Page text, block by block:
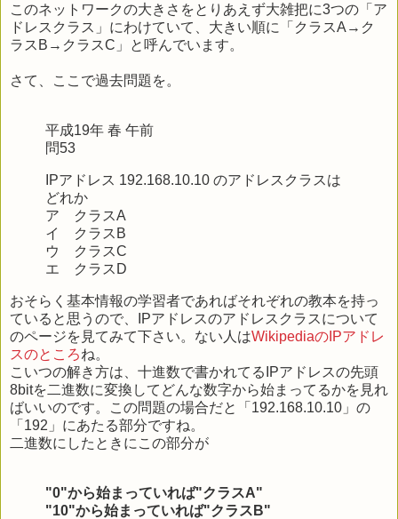
このネットワークの大きさをとりあえず大雑把に3つの「ア
ドレスクラス」にわけていて、大きい順に「クラスA→ク
ラスB→クラスC」と呼んでいます。
さて、ここで過去問題を。
平成19年 春 午前
問53
IPアドレス 192.168.10.10 のアドレスクラスは
どれか
ア クラスA
イ クラスB
ウ クラスC
エ クラスD
おそらく基本情報の学習者であればそれぞれの教本を持っ
ていると思うので、IPアドレスのアドレスクラスについて
のページを見てみて下さい。ない人はWikipediaのIPアドレ
スのところね。
こいつの解き方は、十進数で書かれてるIPアドレスの先頭
8bitを二進数に変換してどんな数字から始まってるかを見れ
ばいいのです。この問題の場合だと「192.168.10.10」の
「192」にあたる部分ですね。
二進数にしたときにこの部分が
"0"から始まっていれば"クラスA"
"10"から始まっていれば"クラスB"